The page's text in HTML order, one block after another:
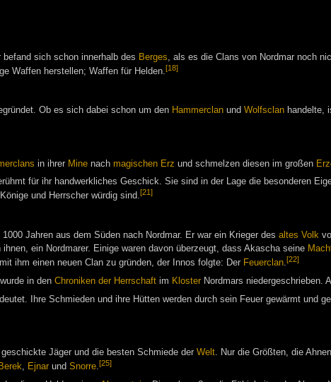
sich schon innerhalb des Berges , als es die Clans von Nordmar noch
Waffen herstellen; Waffen für Helden.[18]
Ob es sich dabei schon um den Hammerclanund Wolfsclanhandelte,
in ihrer Minenach magischen Erz und schmelzen diesen im großen
für ihr handwerkliches Geschick. Sie sind in der Lage die besonderen
und Herrscher würdig sind.[21]
Jahren aus dem Süden nach Nordmar. Er war ein Krieger des altes Volk
ein Nordmarer. Einige waren davon überzeugt, dass Akascha seine
ihm einen neuen Clan zu gründen, der Innos folgte: Der Feuerclan.[22]
in den Chroniken der Herrschaftim KlosterNordmars niedergeschrieben.
Ihre Schmieden und ihre Hütten werden durch sein Feuer gewärmt und
Jäger und die besten Schmiede der Welt. Nur die Größten, die
Berek, Ejnarund Snorre.[25]